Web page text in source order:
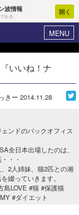
波情報
みる
開く
MENU
イホーム
ツール
いいね！ナ
きー 2014.11.28
ンドのバックオフィス
全日本出場したのは、
・・
2人姉妹、猫2匹との湘
綴っていきます。
島LOVE #猫 #保護猫
#ダイエット